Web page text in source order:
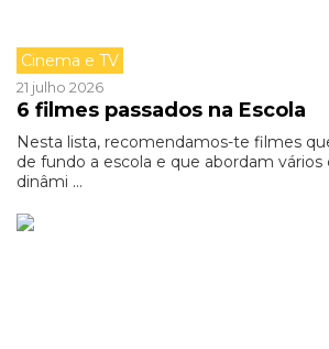
Cinema e TV
21 julho 2026
6 filmes passados na Escola
Nesta lista, recomendamos-te filmes
de fundo a escola e que abordam vários
dinâmi ...